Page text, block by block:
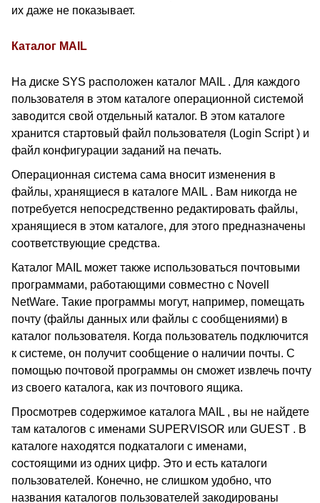
их даже не показывает.
Каталог MAIL
На диске SYS расположен каталог MAIL . Для каждого
пользователя в этом каталоге операционной системой
заводится свой отдельный каталог. В этом каталоге
хранится стартовый файл пользователя (Login Script ) и
файл конфигурации заданий на печать.
Операционная система сама вносит изменения в
файлы, хранящиеся в каталоге MAIL . Вам никогда не
потребуется непосредственно редактировать файлы,
хранящиеся в этом каталоге, для этого предназначены
соответствующие средства.
Каталог MAIL может также использоваться почтовыми
программами, работающими совместно с Novell
NetWare. Такие программы могут, например, помещать
почту (файлы данных или файлы с сообщениями) в
каталог пользователя. Когда пользователь подключится
к системе, он получит сообщение о наличии почты. С
помощью почтовой программы он сможет извлечь почту
из своего каталога, как из почтового ящика.
Просмотрев содержимое каталога MAIL , вы не найдете
там каталогов с именами SUPERVISOR или GUEST . В
каталоге находятся подкаталоги с именами,
состоящими из одних цифр. Это и есть каталоги
пользователей. Конечно, не слишком удобно, что
названия каталогов пользователей закодированы